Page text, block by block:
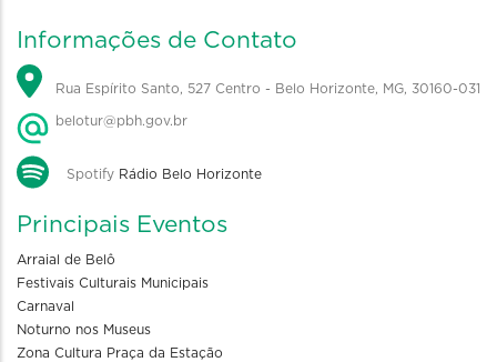
Informações de Contato
Rua Espírito Santo, 527 Centro - Belo Horizonte, MG, 30160-031
belotur@pbh.gov.br
Spotify Rádio Belo Horizonte
Principais Eventos
Arraial de Belô
Festivais Culturais Municipais
Carnaval
Noturno nos Museus
Zona Cultura Praça da Estação